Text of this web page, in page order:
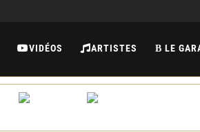
VIDÉOS ARTISTES B LE